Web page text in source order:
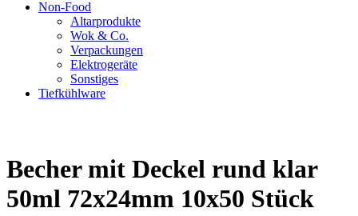
Non-Food
Altarprodukte
Wok & Co.
Verpackungen
Elektrogeräte
Sonstiges
Tiefkühlware
Becher mit Deckel rund klar
50ml 72x24mm 10x50 Stück